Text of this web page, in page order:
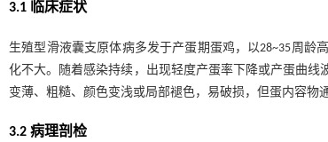
3.1 临床症状
生殖型滑液囊支原体病多发于产蛋期蛋鸡，以28~35周
化不大。随着感染持续，出现轻度产蛋率下降或产蛋曲
变薄、粗糙、颜色变浅或局部褪色，易破损，但蛋内容物
3.2 病理剖检